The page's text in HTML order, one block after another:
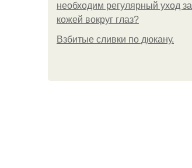
необходим регулярный уход за
кожей вокруг глаз?
Взбитые сливки по дюкану.